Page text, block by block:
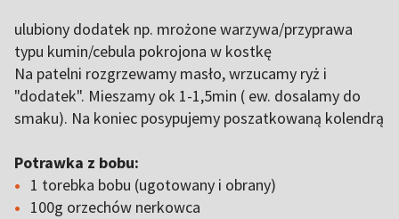
ulubiony dodatek np. mrożone warzywa/przyprawa
typu kumin/cebula pokrojona w kostkę
Na patelni rozgrzewamy masło, wrzucamy ryż i
"dodatek". Mieszamy ok 1-1,5min ( ew. dosalamy do
smaku). Na koniec posypujemy poszatkowaną kolendrą
Potrawka z bobu:
1 torebka bobu (ugotowany i obrany)
100g orzechów nerkowca